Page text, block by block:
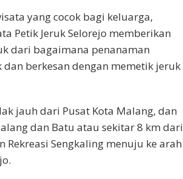
yang cocok bagi keluarga,
Petik Jeruk Selorejo memberikan
dari bagaimana penanaman
berkesan dengan memetik jeruk
jauh dari Pusat Kota Malang, dan
dan Batu atau sekitar 8 km dari
Rekreasi Sengkaling menuju ke arah